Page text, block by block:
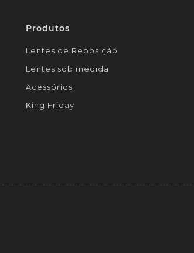
Produtos
Lentes de Reposição
Lentes sob medida
Acessórios
King Friday